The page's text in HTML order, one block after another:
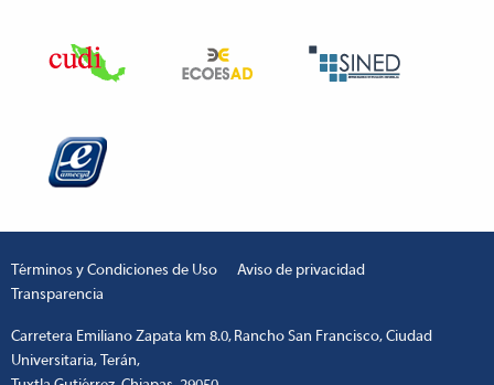
Términos y Condiciones de Uso
Aviso de privacidad
Transparencia
Carretera Emiliano Zapata km 8.0, Rancho San Francisco, Ciudad
Universitaria, Terán,